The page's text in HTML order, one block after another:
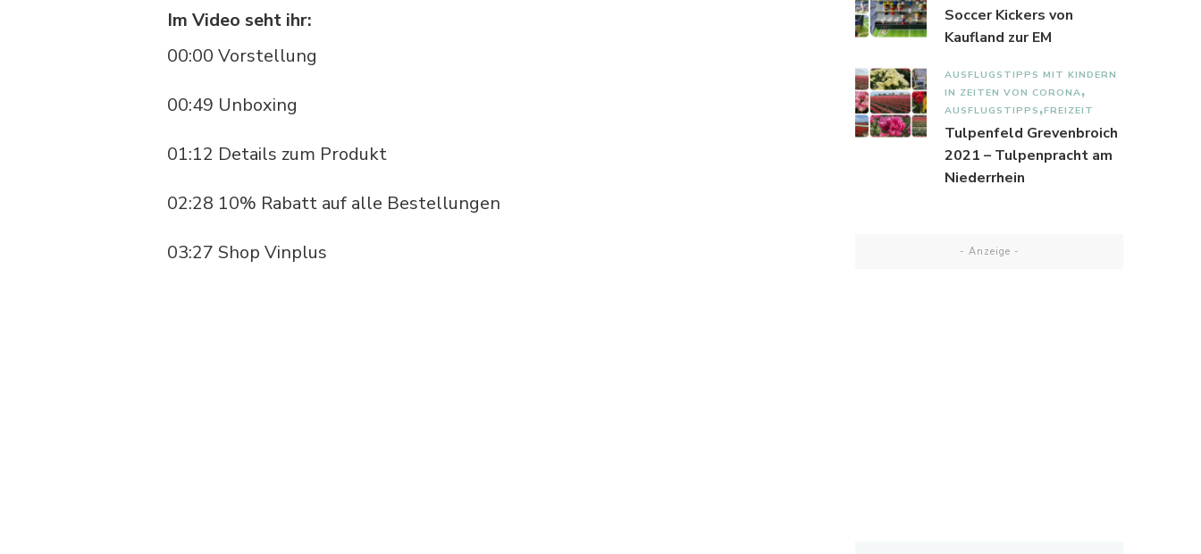
Im Video seht ihr:
00:00 Vorstellung
00:49 Unboxing
01:12 Details zum Produkt
02:28 10% Rabatt auf alle Bestellungen
03:27 Shop Vinplus
Soccer Kickers von
Kaufland zur EM
AUSFLUGSTIPPS MIT KINDERN
IN ZEITEN VON CORONA
AUSFLUGSTIPPS FREIZEIT
Tulpenfeld Grevenbroich
2021 – Tulpenpracht am
Niederrhein
- Anzeige -